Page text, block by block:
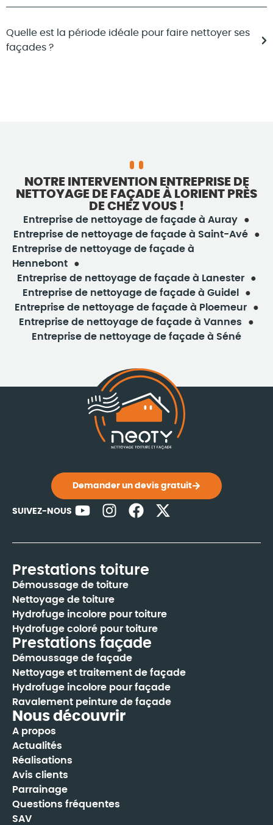
Quelle est la période idéale pour faire nettoyer ses
façades ?
NOTRE INTERVENTION ENTREPRISE DE
NETTOYAGE DE FAÇADE À LORIENT PRÈS
DE CHEZ VOUS !
Entreprise de nettoyage de façade à Auray
Entreprise de nettoyage de façade à Saint-Avé
Entreprise de nettoyage de façade à
Hennebont
Entreprise de nettoyage de façade à Lanester
Entreprise de nettoyage de façade à Guidel
Entreprise de nettoyage de façade à Ploemeur
Entreprise de nettoyage de façade à Vannes
Entreprise de nettoyage de façade à Séné
Demander un devis gratuit
SUIVEZ-NOUS
Prestations toiture
Démoussage de toiture
Nettoyage de toiture
Hydrofuge incolore pour toiture
Hydrofuge coloré pour toiture
Prestations façade
Démoussage de façade
Nettoyage et traitement de façade
Hydrofuge incolore pour façade
Ravalement peinture de façade
Nous découvrir
A propos
Actualités
Réalisations
Avis clients
Parrainage
Questions fréquentes
SAV